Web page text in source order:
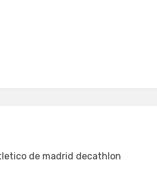
de madrid decathlon